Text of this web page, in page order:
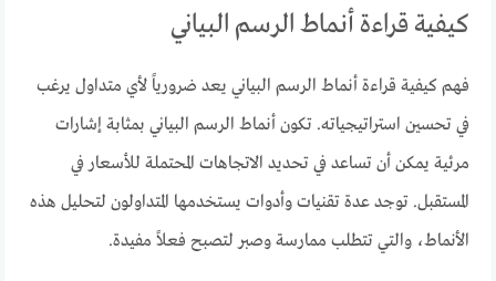
كيفية قراءة أنماط الرسم البياني
فهم كيفية قراءة أنماط الرسم البياني يعد ضرورياً لأي متداول يرغب
في تحسين استراتيجياته. تكون أنماط الرسم البياني بمثابة إشارات
مرئية يمكن أن تساعد في تحديد الاتجاهات المحتملة للأسعار في
المستقبل. توجد عدة تقنيات وأدوات يستخدمها المتداولون لتحليل هذه
الأنماط، والتي تتطلب ممارسة وصبر لتصبح فعلاً مفيدة.